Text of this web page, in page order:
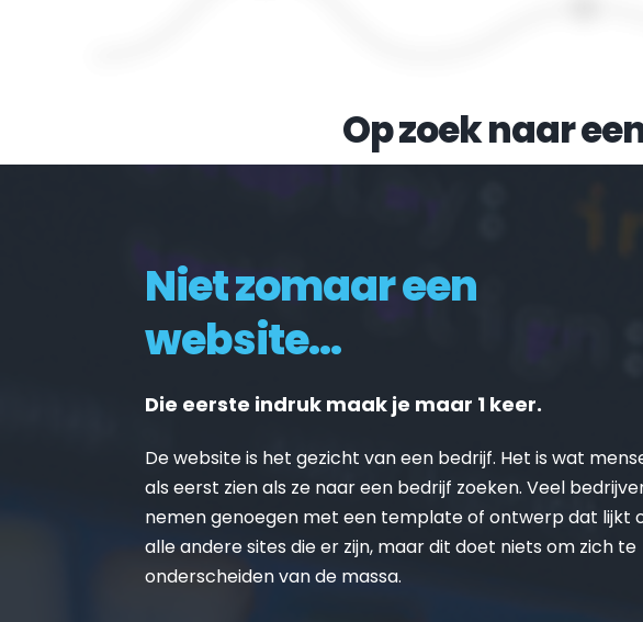
Op zoek naar
Niet zomaar een
website...
Die eerste indruk maak je maar 1 keer.
De website is het gezicht van een bedrijf. Het is wat
als eerst zien als ze naar een bedrijf zoeken. Veel
nemen genoegen met een template of ontwerp dat lijkt
alle andere sites die er zijn, maar dit doet niets om zich te
onderscheiden van de massa.